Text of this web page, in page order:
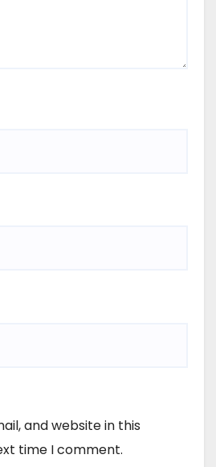
and website in this
time I comment.